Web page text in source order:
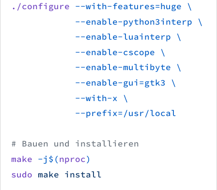
./configure --with-features=huge \
            --enable-python3interp
\
            --enable-luainterp
\
            --enable-cscope
\
            --enable-multibyte
\
            --enable-gui=gtk3
\
            --with-x
\
            --prefix=/usr/local
# Bauen und installieren
make -j$(nproc)
sudo make install